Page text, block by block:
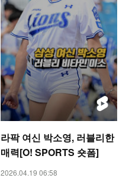
라팍 여신 박소영, 러블리한
매력[O! SPORTS 숏폼]
2026.04.19 06:58